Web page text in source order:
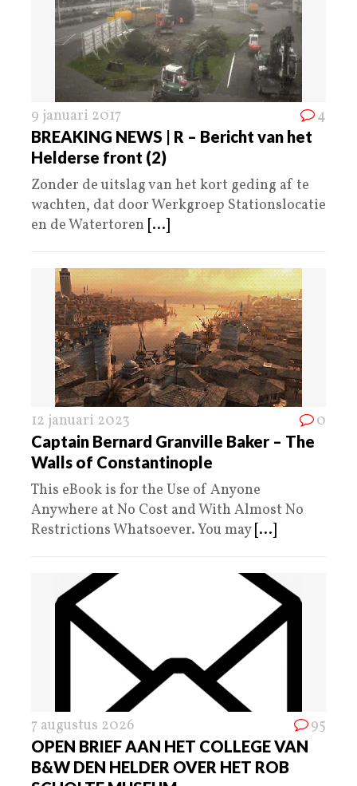
9 januari 2017 4
BREAKING NEWS | R – Bericht van het
Helderse front (2)
Zonder de uitslag van het kort geding af te
wachten, dat door Werkgroep Stationslocatie
en de Watertoren [...]
12 januari 2023 0
Captain Bernard Granville Baker – The
Walls of Constantinople
This eBook is for the Use of Anyone
Anywhere at No Cost and With Almost No
Restrictions Whatsoever. You may [...]
7 augustus 2026 95
OPEN BRIEF AAN HET COLLEGE VAN
B&W DEN HELDER OVER HET ROB